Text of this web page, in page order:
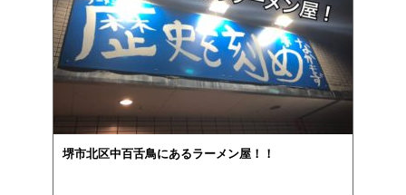
堺市北区中百舌鳥にあるラーメン屋！！